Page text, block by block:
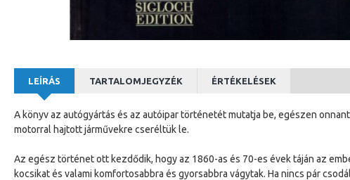
LEÍRÁS TARTALOMJEGYZÉK ÉRTÉKELÉSEK
A könyv az autógyártás és az autóipar történetét mutatja be, egészen
motorral hajtott járművekre cseréltük le.
Az egész történet ott kezdődik, hogy az 1860-as és 70-es évek táján az
kocsikat és valami komfortosabbra és gyorsabbra vágytak. Ha nincs pár